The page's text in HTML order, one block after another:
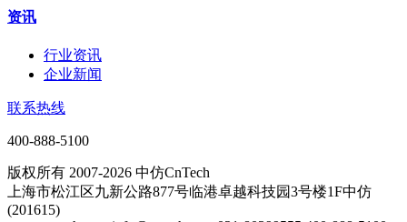
资讯
行业资讯
企业新闻
联系热线
400-888-5100
版权所有 2007-2026 中仿CnTech
上海市松江区九新公路877号临港卓越科技园3号楼1F中仿
(201615)